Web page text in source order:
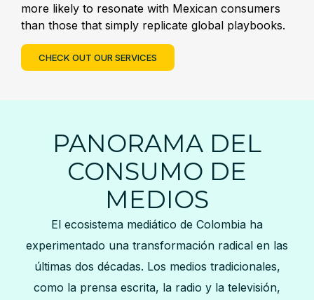
more likely to resonate with Mexican consumers
than those that simply replicate global playbooks.
CHECK OUT OUR SERVICES
PANORAMA DEL
CONSUMO DE
MEDIOS
El ecosistema mediático de Colombia ha
experimentado una transformación radical en las
últimas dos décadas. Los medios tradicionales,
como la prensa escrita, la radio y la televisión,